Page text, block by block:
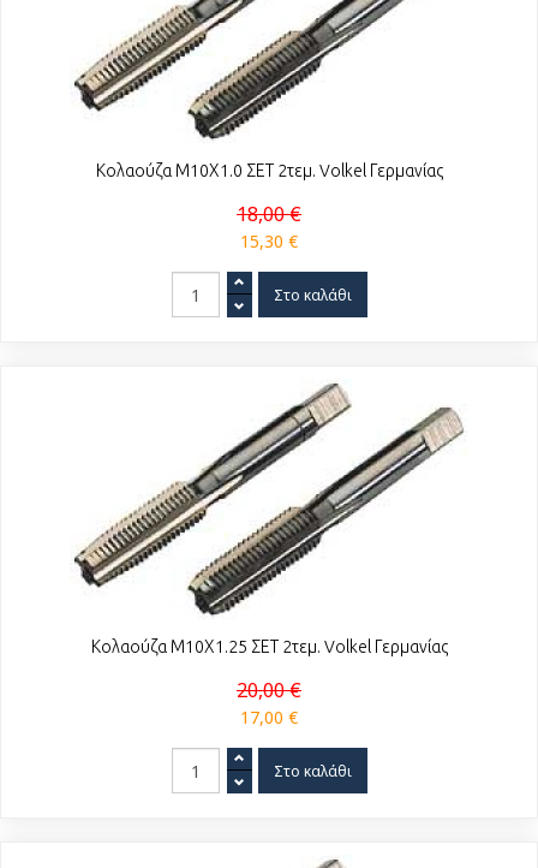
Κολαούζα Μ10Χ1.0 ΣΕΤ 2τεμ. Volkel Γερμανίας
18,00 €
15,30 €
Κολαούζα Μ10Χ1.25 ΣΕΤ 2τεμ. Volkel Γερμανίας
20,00 €
17,00 €